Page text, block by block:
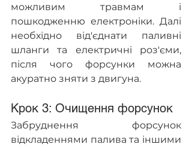
можливим травмам і
пошкодженню електроніки. Далі
необхідно від'єднати паливні
шланги та електричні роз'єми,
після чого форсунки можна
акуратно зняти з двигуна.
Крок 3: Очищення форсунок
Забруднення форсунок
відкладеннями палива та іншими